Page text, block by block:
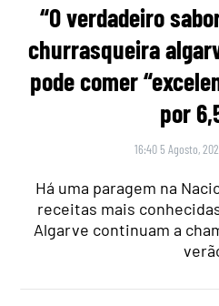
“O verdadeiro
churrasqueira
pode comer
por
16:40 5 Agosto,
Há uma paragem na
receitas mais
Algarve continuam a